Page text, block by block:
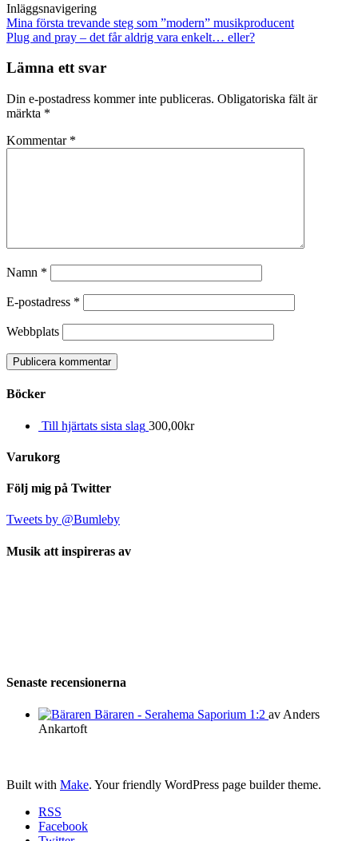
Inläggsnavigering
Mina första trevande steg som ”modern” musikproducent
Plug and pray – det får aldrig vara enkelt… eller?
Lämna ett svar
Din e-postadress kommer inte publiceras. Obligatoriska fält är
märkta *
Kommentar *
Namn *
E-postadress *
Webbplats
Böcker
Till hjärtats sista slag 300,00kr
Varukorg
Följ mig på Twitter
Tweets by @Bumleby
Musik att inspireras av
Senaste recensionerna
Bäraren - Serahema Saporium 1:2 av Anders
Ankartoft
Built with Make. Your friendly WordPress page builder theme.
RSS
Facebook